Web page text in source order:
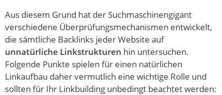
Aus diesem Grund hat der Suchmaschinengigant
verschiedene Überprüfungsmechanismen entwickelt,
die sämtliche Backlinks jeder Website auf
unnatürliche Linkstrukturen hin untersuchen.
Folgende Punkte spielen für einen natürlichen
Linkaufbau daher vermutlich eine wichtige Rolle und
sollten für Ihr Linkbuilding unbedingt beachtet werden: